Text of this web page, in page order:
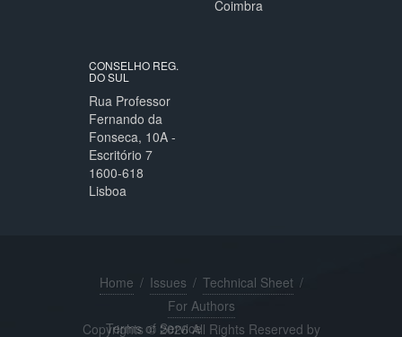
Coimbra
CONSELHO REG.
DO SUL
Rua Professor
Fernando da
Fonseca, 10A -
Escritório 7
1600-618
Lisboa
Home / Issues / Technical Sheet /
For Authors
Copyrights © 2026 All Rights Reserved by
Terms of Service